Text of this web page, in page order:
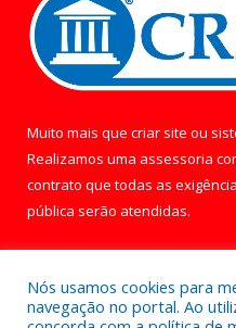
Muito mais que criar site ou
Realizamos uma assessoria
contrato que todas as
pública serão atendidas.
Nós usamos cookies para
navegação no portal. Ao